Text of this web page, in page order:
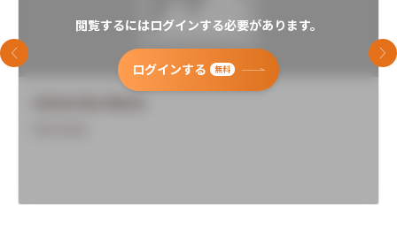
閲覧するにはログインする必要があります。
ログインする 無料
前のスライド 次